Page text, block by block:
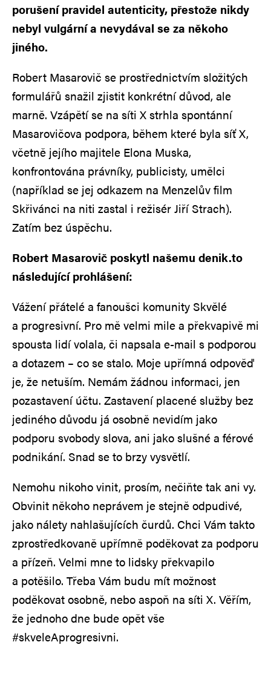
porušení pravidel autenticity, přestože nikdy
nebyl vulgární a nevydával se za někoho
jiného.
Robert Masarovič se prostřednictvím složitých
formulářů snažil zjistit konkrétní důvod, ale
marně. Vzápětí se na síti X strhla spontánní
Masarovičova podpora, během které byla síť X,
včetně jejího majitele Elona Muska,
konfrontována právníky, publicisty, umělci
(například se jej odkazem na Menzelův film
Skřivánci na niti zastal i režisér Jiří Strach).
Zatím bez úspěchu.
Robert Masarovič poskytl našemu denik.to
následující prohlášení:
Vážení přátelé a fanoušci komunity Skvělé
a progresivní. Pro mě velmi mile a překvapivě mi
spousta lidí volala, či napsala e-mail s podporou
a dotazem – co se stalo. Moje upřímná odpověď
je, že netuším. Nemám žádnou informaci, jen
pozastavení účtu. Zastavení placené služby bez
jediného důvodu já osobně nevidím jako
podporu svobody slova, ani jako slušné a férové
podnikání. Snad se to brzy vysvětlí.
Nemohu nikoho vinit, prosím, nečiňte tak ani vy.
Obvinit někoho neprávem je stejně odpudivé,
jako nálety nahlašujících čurdů. Chci Vám takto
zprostředkovaně upřímně poděkovat za podporu
a přízeň. Velmi mne to lidsky překvapilo
a potěšilo. Třeba Vám budu mít možnost
poděkovat osobně, nebo aspoň na síti X. Věřím,
že jednoho dne bude opět vše
#skveleAprogresivni.